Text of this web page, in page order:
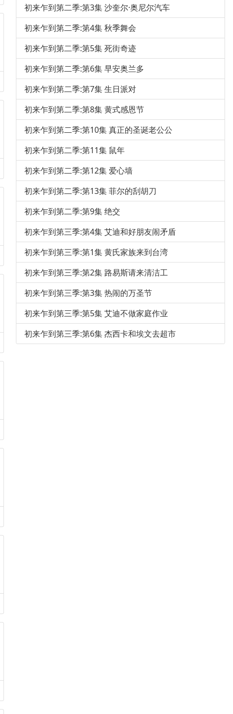
初来乍到第二季:第3集 沙奎尔·奥尼尔汽车
初来乍到第二季:第4集 秋季舞会
初来乍到第二季:第5集 死街奇迹
初来乍到第二季:第6集 早安奥兰多
初来乍到第二季:第7集 生日派对
初来乍到第二季:第8集 黄式感恩节
初来乍到第二季:第10集 真正的圣诞老公公
初来乍到第二季:第11集 鼠年
初来乍到第二季:第12集 爱心墙
初来乍到第二季:第13集 菲尔的刮胡刀
初来乍到第二季:第9集 绝交
初来乍到第三季:第4集 艾迪和好朋友闹矛盾
初来乍到第三季:第1集 黄氏家族来到台湾
初来乍到第三季:第2集 路易斯请来清洁工
初来乍到第三季:第3集 热闹的万圣节
初来乍到第三季:第5集 艾迪不做家庭作业
初来乍到第三季:第6集 杰西卡和埃文去超市